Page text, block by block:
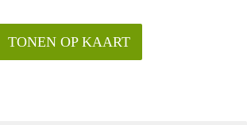
TONEN OP KAART